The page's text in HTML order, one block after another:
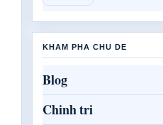
KHAM PHA CHU DE
Blog
Chinh tri